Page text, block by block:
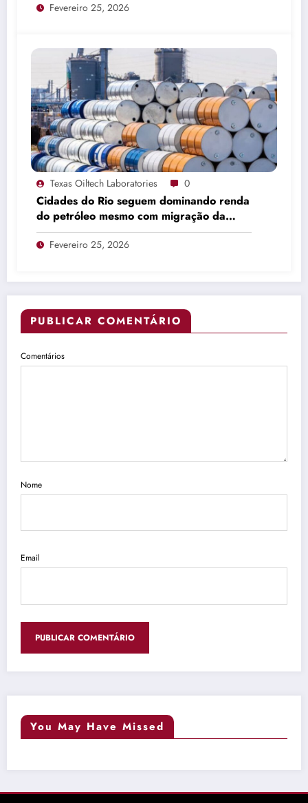
Fevereiro 25, 2026
Texas Oiltech Laboratories 0
Cidades do Rio seguem dominando renda
do petróleo mesmo com migração da
produção
Fevereiro 25, 2026
PUBLICAR COMENTÁRIO
Comentários
Nome
Email
You May Have Missed